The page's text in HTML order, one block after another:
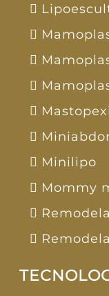
Minilipo
Mommy